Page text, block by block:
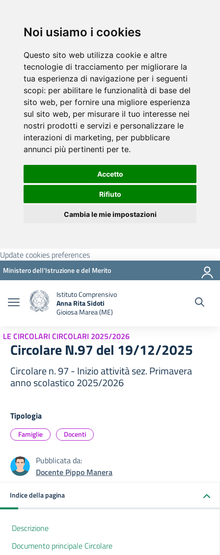
Noi usiamo i cookies
Questo sito web utilizza cookie e altre
tecnologie di tracciamento per migliorare la
tua esperienza di navigazione per i seguenti
scopi: per abilitare le funzionalità di base del
sito web, per fornire una migliore esperienza
sul sito web, per misurare il tuo interesse nei
nostri prodotti e servizi e personalizzare le
interazioni di marketing, per pubblicare
annunci più pertinenti per te.
Accetto
Rifiuto
Cambia le mie impostazioni
Update cookies preferences
Ministero dell'Istruzione e del Merito
Istituto Comprensivo
Anna Rita Sidoti
Gioiosa Marea (ME)
LE CIRCOLARI CIRCOLARI 2025/2026
Circolare N.97 del 19/12/2025
Circolare n. 97 - Inizio attività sez. Primavera
anno scolastico 2025/2026
Tipologia
Famiglie Docenti
Pubblicata da:
Docente Pippo Manera
Indice della pagina
Descrizione
Documento principale Circolare